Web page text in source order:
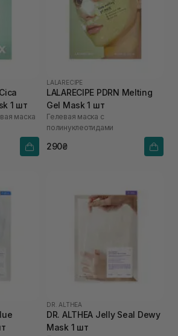
1 шт
маска
LALARECIPE
LALARECIPE PDRN Melting
Gel Mask 1 шт
Гелевая маска с
полинуклеотидами
290₴
DR. ALTHEA
DR. ALTHEA Jelly Seal Dewy
Mask 1 шт